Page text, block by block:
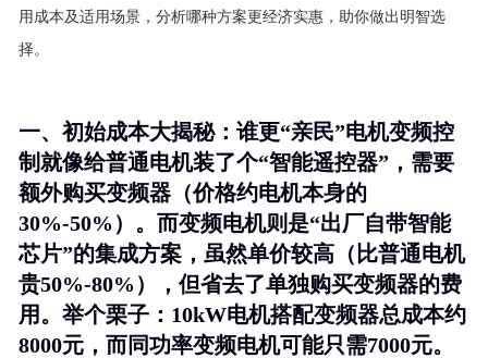
用成本及适用场景，分析哪种方案更经济实惠，助你做出明智选
择。
一、初始成本大揭秘：谁更“亲民”电机变频控
制就像给普通电机装了个“智能遥控器”，需要
额外购买变频器（价格约电机本身的
30%-50%）。而变频电机则是“出厂自带智能
芯片”的集成方案，虽然单价较高（比普通电机
贵50%-80%），但省去了单独购买变频器的费
用。举个栗子：10kW电机搭配变频器总成本约
8000元，而同功率变频电机可能只需7000元。